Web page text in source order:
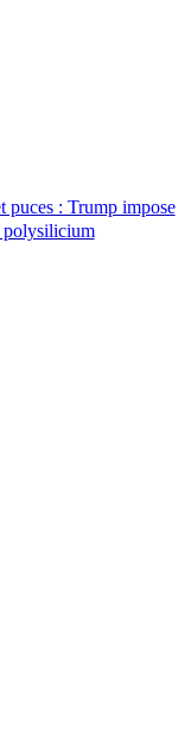
puces : Trump impose
polysilicium